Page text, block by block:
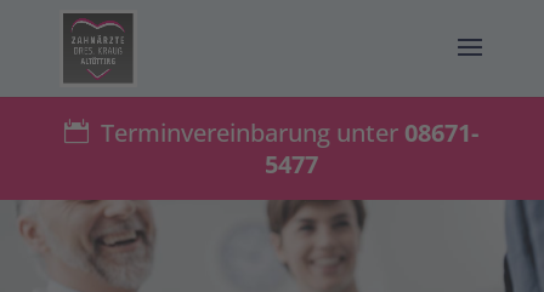
Terminvereinbarung unter 08671-
5477